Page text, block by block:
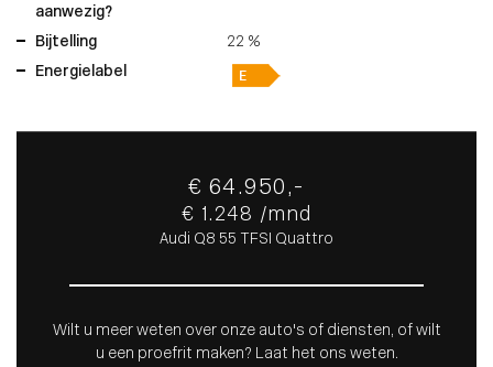
aanwezig?
Bijtelling
22 %
Energielabel
€ 64.950,-
€ 1.248 /mnd
Audi Q8 55 TFSI Quattro
Wilt u meer weten over onze auto's of diensten, of wilt
u een proefrit maken? Laat het ons weten.